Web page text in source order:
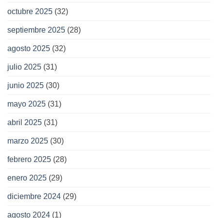
octubre 2025 (32)
septiembre 2025 (28)
agosto 2025 (32)
julio 2025 (31)
junio 2025 (30)
mayo 2025 (31)
abril 2025 (31)
marzo 2025 (30)
febrero 2025 (28)
enero 2025 (29)
diciembre 2024 (29)
agosto 2024 (1)